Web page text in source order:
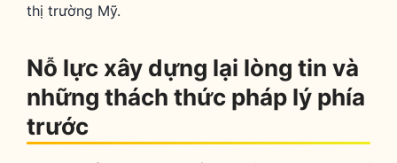
thị trường Mỹ.
Nỗ lực xây dựng lại lòng tin và
những thách thức pháp lý phía
trước